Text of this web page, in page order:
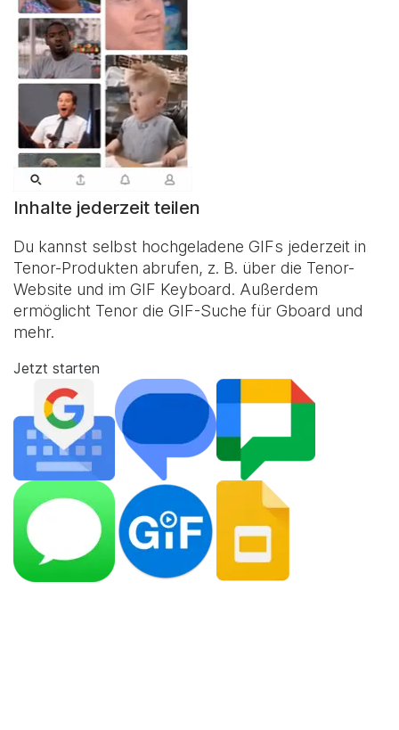
Inhalte jederzeit teilen
Du kannst selbst hochgeladene GIFs jederzeit in
Tenor-Produkten abrufen, z. B. über die Tenor-
Website und im GIF Keyboard. Außerdem
ermöglicht Tenor die GIF-Suche für Gboard und
mehr.
Jetzt starten